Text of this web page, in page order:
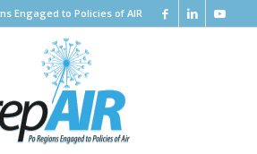
Engaged to Policies of AIR